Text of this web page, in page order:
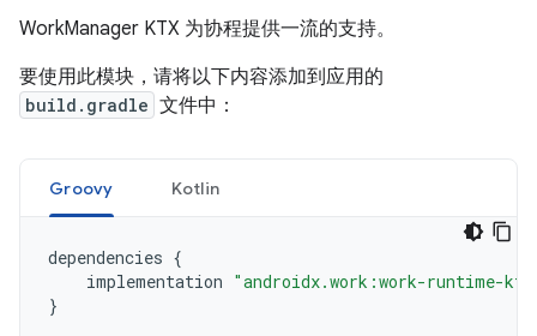
WorkManager KTX 为协程提供一流的支持。
要使用此模块，请将以下内容添加到应用的
build.gradle 文件中：
Groovy Kotlin
dependencies {
implementation "androidx.work:work-runtime-
}